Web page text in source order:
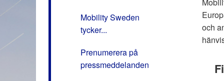
Mobility Sweden
tycker...
Prenumerera på
pressmeddelanden
och